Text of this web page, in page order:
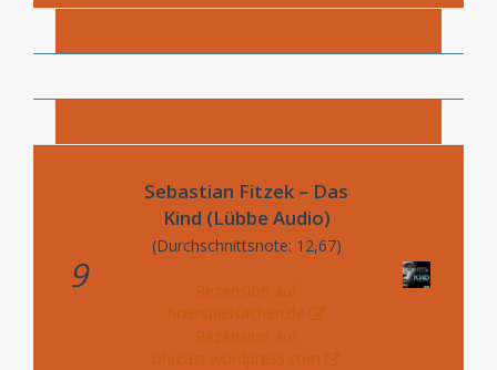
9
Sebastian Fitzek – Das
Kind (Lübbe Audio)
(Durchschnittsnote: 12,67)
Rezension auf
hoerspielsachen.de
Rezension auf
ohrcast.wordpress.com